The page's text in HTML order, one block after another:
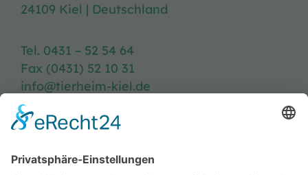
24109 Kiel | Deutschland
Tel. 0431 – 52 54 64
Fax (0431) 52 10 31
info@tierheim-kiel.de
Spenden